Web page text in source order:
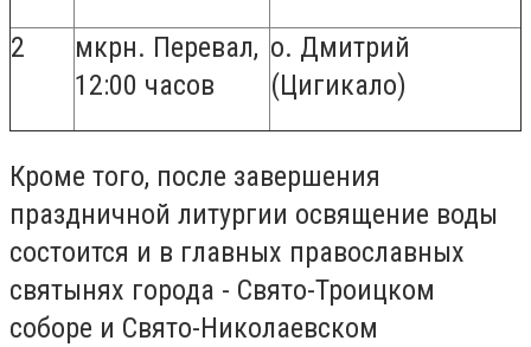
2
мкрн. Перевал,
12:00 часов
о. Дмитрий
(Цигикало)
Кроме того, после завершения
праздничной литургии освящение воды
состоится и в главных православных
святынях города - Свято-Троицком
соборе и Свято-Николаевском